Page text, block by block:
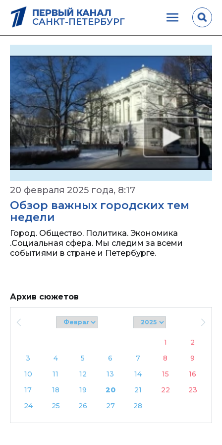
ПЕРВЫЙ КАНАЛ
САНКТ-ПЕТЕРБУРГ
20 февраля 2025 года, 8:17
Обзор важных городских тем
недели
Город. Общество. Политика. Экономика
.Социальная сфера. Мы следим за всеми
событиями в стране и Петербурге.
Архив сюжетов
1
2
3
4 5 6 7 8
9
10
11 12 13 14 15
16
17
18 19 20 21 22
23
24
25 26 27 28